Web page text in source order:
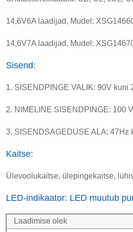
14,6V6A laadijad, Mudel:
14,6V7A laadijad, Mudel:
Sisend:
1. SISENDPINGE VALIK: 90V kuni
2. NIMELINE SISENDPINGE: 100
3. SISENDSAGEDUSE ALA: 47Hz
Kaitse:
Ülevoolukaitse, ülepingekaitse,
LED-indikaator: LED muutub
Laadimise olek